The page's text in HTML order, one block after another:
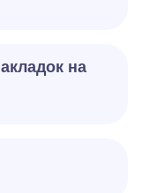
на